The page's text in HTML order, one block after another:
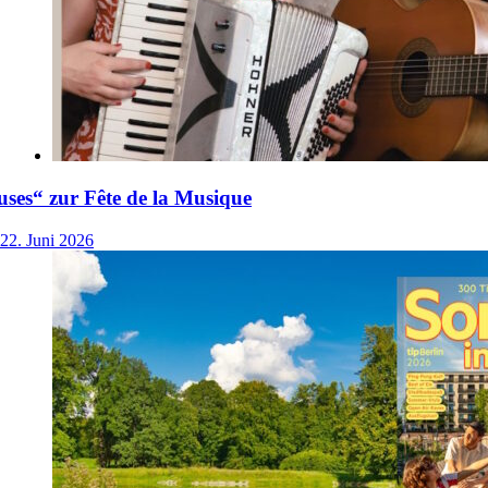
zur Fête de la Musique
22. Juni 2026